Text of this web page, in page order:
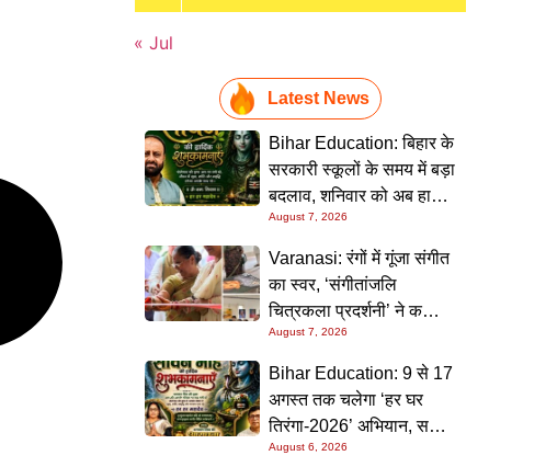
« Jul
Latest News
Bihar Education: बिहार के
सरकारी स्कूलों के समय में बड़ा
बदलाव, शनिवार को अब हाफ
डे रहेगा विद्यालय
August 7, 2026
Varanasi: रंगों में गूंजा संगीत
का स्वर, ‘संगीतांजलि
चित्रकला प्रदर्शनी’ ने कला
प्रेमियों को किया मंत्रमुग्ध
August 7, 2026
Bihar Education: 9 से 17
अगस्त तक चलेगा ‘हर घर
तिरंगा-2026’ अभियान, सभी
स्कूलों को दिए गए विस्तृत
August 6, 2026